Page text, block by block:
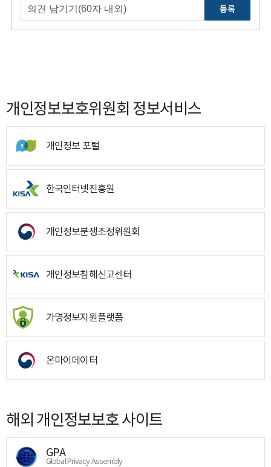
등록
개인정보보호위원회 정보서비스
개인정보 포털
한국인터넷진흥원
개인정보분쟁조정위원회
개인정보침해신고센터
가명정보지원플랫폼
온마이데이터
해외 개인정보보호 사이트
GPA
Global Privacy Assembly